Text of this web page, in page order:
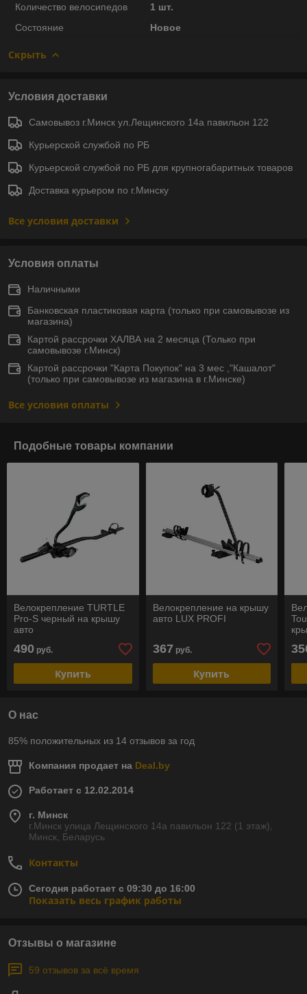
Количество велосипедов
1 шт.
Состояние
Новое
Скрыть
Условия доставки
Самовывоз г.Минск ул.Лещинского 14а павильон 122
Курьерской службой по РБ
Курьерской службой по РБ для крупногабаритных товаров
Доставка курьером по г.Минску
Все условия доставки
Условия оплаты
Наличными
Банковская пластиковая карта (только при самовывозе из
магазина)
Картой рассрочки ХАЛВА на 2 месяца (Только при
самовывозе г.Минск)
Картой рассрочки "Карта Покупок" на 3 мес ,"Кашалот"
(только при самовывозе из магазина в г.Минске)
Все условия оплаты
Подобные товары компании
Велокрепление TURTLE
Pro-S черный на крышу
авто
490 руб.
Купить
Велокрепление на крышу
авто LUX PROFI
367 руб.
Купить
О нас
85% положительных из 14 отзывов за год
Компания продает на Deal.by
Работает с 12.02.2014
г. Минск
г.Минск улица Лещинского 14а павильон 122 (1 этаж),
Минск, Беларусь
Контакты
Сегодня работает с 09:30 до 16:00
Показать весь график работы
Отзывы о магазине
59 отзывов за всё время